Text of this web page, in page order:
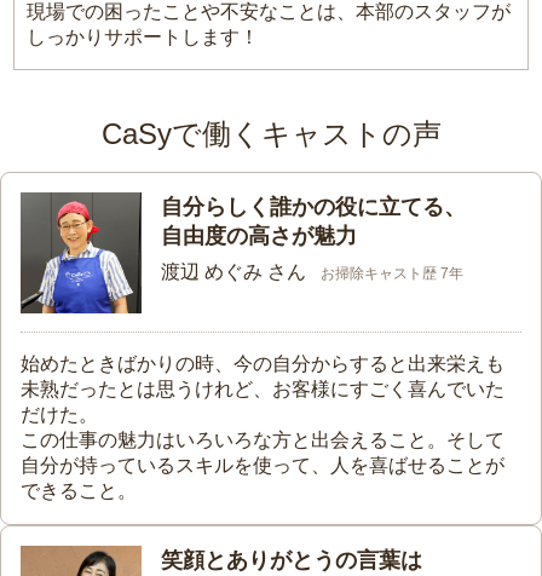
現場での困ったことや不安なことは、本部のスタッフが
しっかりサポートします！
CaSyで働くキャストの声
自分らしく誰かの役に立てる、
自由度の高さが魅力
渡辺 めぐみ さん お掃除キャスト歴 7年
始めたときばかりの時、今の自分からすると出来栄えも
未熟だったとは思うけれど、お客様にすごく喜んでいた
だけた。
この仕事の魅力はいろいろな方と出会えること。そして
自分が持っているスキルを使って、人を喜ばせることが
できること。
笑顔とありがとうの言葉は